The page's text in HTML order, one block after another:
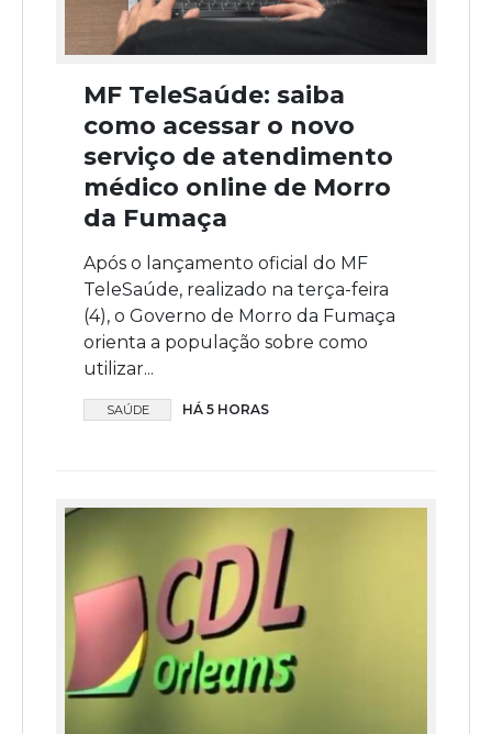
MF TeleSaúde: saiba
como acessar o novo
serviço de atendimento
médico online de Morro
da Fumaça
Após o lançamento oficial do MF
TeleSaúde, realizado na terça-feira
(4), o Governo de Morro da Fumaça
orienta a população sobre como
utilizar...
SAÚDE HÁ 5 HORAS